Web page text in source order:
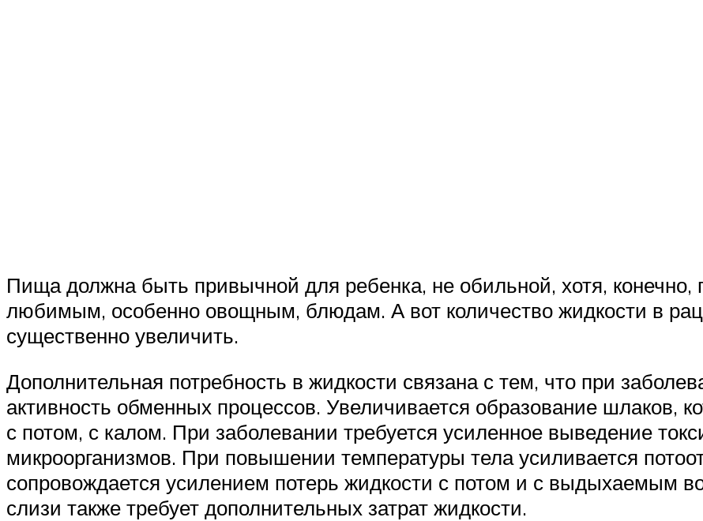
Пища должна быть привычной для ребенка, не обильной, хотя, конечно,
любимым, особенно овощным, блюдам. А вот количество жидкости в
существенно увеличить.
Дополнительная потребность в жидкости связана с тем, что при
активность обменных процессов. Увеличивается образование шлаков,
с потом, с калом. При заболевании требуется усиленное выведение
микроорганизмов. При повышении температуры тела усиливается
сопровождается усилением потерь жидкости с потом и с выдыхаемым
слизи также требует дополнительных затрат жидкости.